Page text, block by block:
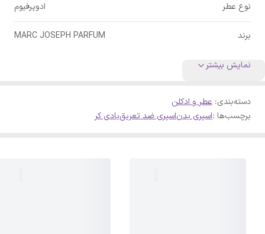
نوع عطر ادوپرفیوم
برند MARC JOSEPH PARFUM
نمایش بیشتر
دسته‌بندی: عطر و ادکلن
برچسب‌ها :اسپری بدناسپری ضد تعریقبادی کر